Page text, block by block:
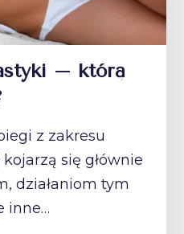
– którą
z zakresu
się głównie
działaniom tym
inne…